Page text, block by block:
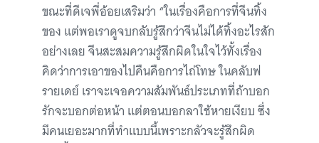
ขณะที่ดีเจพี่อ้อยเสริมว่า “ในเรื่องคือการที่จีนทิ้ง
ของ แต่พอเราดูจบกลับรู้สึกว่าจีนไม่ได้ทิ้งอะไรสัก
อย่างเลย จีนสะสมความรู้สึกผิดในใจไว้ทั้งเรื่อง
คิดว่าการเอาของไปคืนคือการไถ่โทษ ในคลับฟ
รายเดย์ เราจะเจอความสัมพันธ์ประเภทที่ถ้าบอก
รักจะบอกต่อหน้า แต่ตอนบอกลาใช้หายเงียบ ซึ่ง
มีคนเยอะมากที่ทำแบบนี้เพราะกลัวจะรู้สึกผิด